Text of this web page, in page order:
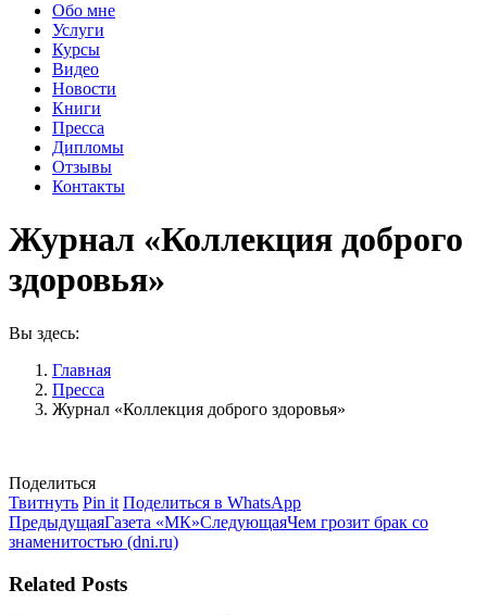
Обо мне
Услуги
Курсы
Видео
Новости
Книги
Пресса
Дипломы
Отзывы
Контакты
Журнал «Коллекция доброго
здоровья»
Вы здесь:
Главная
Пресса
Журнал «Коллекция доброго здоровья»
Поделиться
ТвитнутьПоделиться
в
Twitter
Pin itПоделиться
в
Pinterest
Поделиться в WhatsAppПоделиться
в
Навигация
по
записям
ПредыдущаяПредыдущая
запись:
Газета «МК»СледующаяСледующая
Чем грозит брак со
знаменитостью (dni.ru)
Related Posts